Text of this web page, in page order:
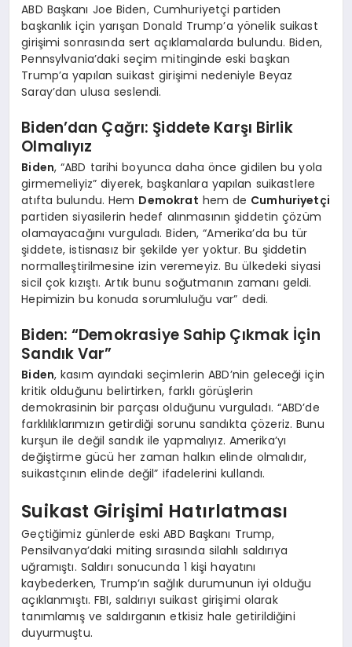
ABD Başkanı Joe Biden, Cumhuriyetçi partiden
başkanlık için yarışan Donald Trump’a yönelik suikast
girişimi sonrasında sert açıklamalarda bulundu. Biden,
Pennsylvania’daki seçim mitinginde eski başkan
Trump’a yapılan suikast girişimi nedeniyle Beyaz
Saray’dan ulusa seslendi.
Biden’dan Çağrı: Şiddete Karşı Birlik
Olmalıyız
Biden, “ABD tarihi boyunca daha önce gidilen bu yola
girmemeliyiz” diyerek, başkanlara yapılan suikastlere
atıfta bulundu. Hem Demokrat hem de Cumhuriyetçi
partiden siyasilerin hedef alınmasının şiddetin çözüm
olamayacağını vurguladı. Biden, “Amerika’da bu tür
şiddete, istisnasız bir şekilde yer yoktur. Bu şiddetin
normalleştirilmesine izin veremeyiz. Bu ülkedeki siyasi
sicil çok kızıştı. Artık bunu soğutmanın zamanı geldi.
Hepimizin bu konuda sorumluluğu var” dedi.
Biden: “Demokrasiye Sahip Çıkmak İçin
Sandık Var”
Biden, kasım ayındaki seçimlerin ABD’nin geleceği için
kritik olduğunu belirtirken, farklı görüşlerin
demokrasinin bir parçası olduğunu vurguladı. “ABD’de
farklılıklarımızın getirdiği sorunu sandıkta çözeriz. Bunu
kurşun ile değil sandık ile yapmalıyız. Amerika’yı
değiştirme gücü her zaman halkın elinde olmalıdır,
suikastçının elinde değil” ifadelerini kullandı.
Suikast Girişimi Hatırlatması
Geçtiğimiz günlerde eski ABD Başkanı Trump,
Pensilvanya’daki miting sırasında silahlı saldırıya
uğramıştı. Saldırı sonucunda 1 kişi hayatını
kaybederken, Trump’ın sağlık durumunun iyi olduğu
açıklanmıştı. FBI, saldırıyı suikast girişimi olarak
tanımlamış ve saldırganın etkisiz hale getirildiğini
duyurmuştu.